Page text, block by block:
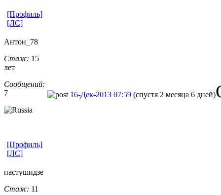
[Профиль]
[ЛС]
Антон_78
Стаж: 15
лет
Сообщений:
7
16-Дек-2013 07:59 (спустя 2 месяца 6 дней)
[Профиль]
[ЛС]
пастушидзе
Стаж: 11